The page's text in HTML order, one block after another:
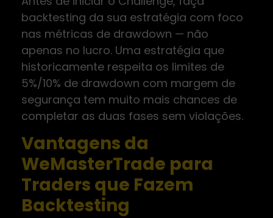
backtesting da sua estratégia com foco
nas métricas de drawdown — não
apenas no lucro. Uma estratégia que
historicamente respeita os limites de
5%/10% de drawdown com margem de
segurança tem muito mais chances de
completar as duas fases sem violações.
Vantagens da
WeMasterTrade para
Traders que Fazem
Backtesting